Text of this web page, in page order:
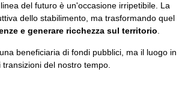
del futuro è un'occasione irripetibile. La
dello stabilimento, ma trasformando quel
e generare ricchezza sul territorio
beneficiaria di fondi pubblici, ma il luogo in
del nostro tempo.